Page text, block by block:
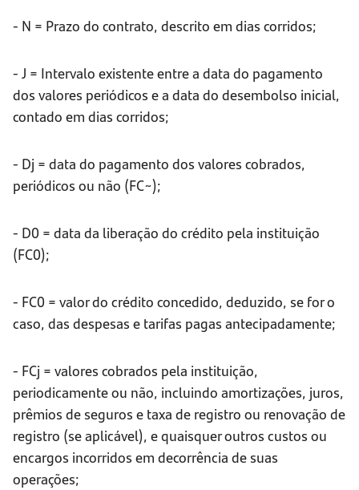
- N = Prazo do contrato, descrito em dias corridos;
- J = Intervalo existente entre a data do pagamento
dos valores periódicos e a data do desembolso inicial,
contado em dias corridos;
- Dj = data do pagamento dos valores cobrados,
periódicos ou não (FC~);
- D0 = data da liberação do crédito pela instituição
(FC0);
- FC0 = valor do crédito concedido, deduzido, se for o
caso, das despesas e tarifas pagas antecipadamente;
- FCj = valores cobrados pela instituição,
periodicamente ou não, incluindo amortizações, juros,
prêmios de seguros e taxa de registro ou renovação de
registro (se aplicável), e quaisquer outros custos ou
encargos incorridos em decorrência de suas
operações;